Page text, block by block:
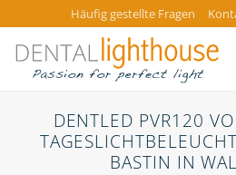
Inhalt
springen
Häufig gestellte Fragen
DENTLED PVR120
BASTIN IN